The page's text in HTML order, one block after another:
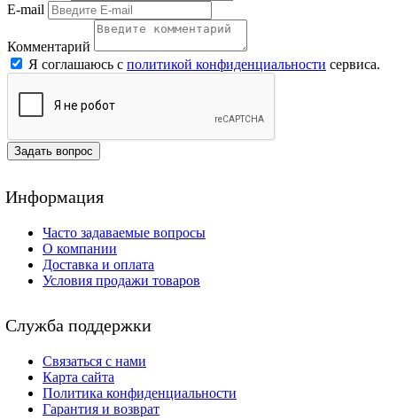
E-mail
Комментарий
Я соглашаюсь с политикой конфиденциальности сервиса.
Задать вопрос
Информация
Часто задаваемые вопросы
О компании
Доставка и оплата
Условия продажи товаров
Служба поддержки
Связаться с нами
Карта сайта
Политика конфиденциальности
Гарантия и возврат